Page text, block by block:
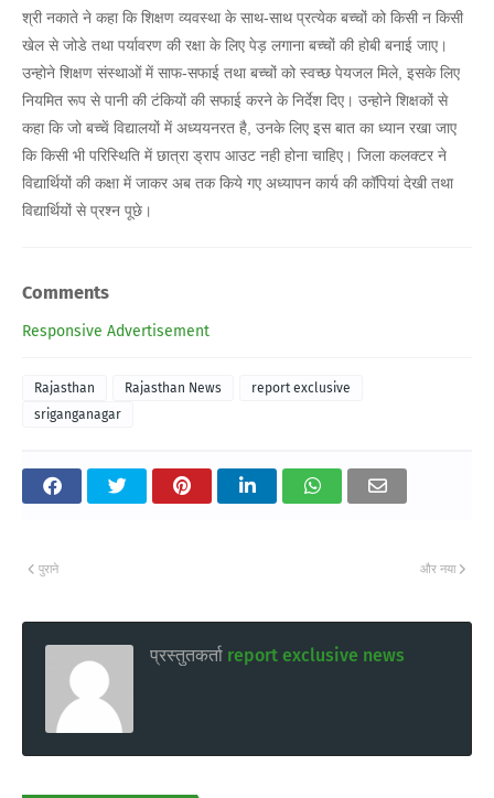
श्री नकाते ने कहा कि शिक्षण व्यवस्था के साथ-साथ प्रत्येक बच्चों को किसी न किसी
खेल से जोडे तथा पर्यावरण की रक्षा के लिए पेड़ लगाना बच्चों की होबी बनाई जाए।
उन्होने शिक्षण संस्थाओं में साफ-सफाई तथा बच्चों को स्वच्छ पेयजल मिले, इसके लिए
नियमित रूप से पानी की टंकियों की सफाई करने के निर्देश दिए। उन्होने शिक्षकों से
कहा कि जो बच्चें विद्यालयों में अध्ययनरत है, उनके लिए इस बात का ध्यान रखा जाए
कि किसी भी परिस्थिति में छात्रा ड्राप आउट नही होना चाहिए। जिला कलक्टर ने
विद्यार्थियों की कक्षा में जाकर अब तक किये गए अध्यापन कार्य की कॉपियां देखी तथा
विद्यार्थियों से प्रश्न पूछे।
Comments
Responsive Advertisement
Rajasthan Rajasthan News
report exclusive
sriganganagar
और नया
पुराने
प्रस्तुतकर्ता report exclusive news